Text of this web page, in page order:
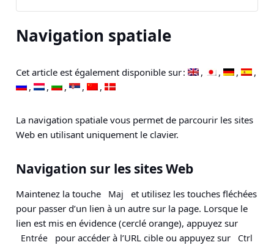
Navigation spatiale
Cet article est également disponible sur :
La navigation spatiale vous permet de parcourir les sites
Web en utilisant uniquement le clavier.
Navigation sur les sites Web
Maintenez la touche Maj
et utilisez les touches fléchées
pour passer d’un lien à un autre sur la page. Lorsque le
lien est mis en évidence (cerclé orange), appuyez sur
Entrée pour accéder à l’URL cible ou appuyez sur
Ctrl